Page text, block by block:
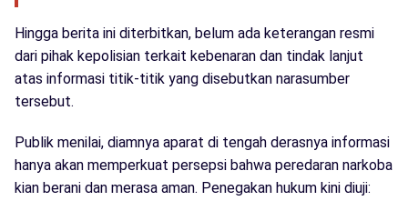
Hingga berita ini diterbitkan, belum ada keterangan resmi
dari pihak kepolisian terkait kebenaran dan tindak lanjut
atas informasi titik-titik yang disebutkan narasumber
tersebut.
Publik menilai, diamnya aparat di tengah derasnya informasi
hanya akan memperkuat persepsi bahwa peredaran narkoba
kian berani dan merasa aman. Penegakan hukum kini diuji: